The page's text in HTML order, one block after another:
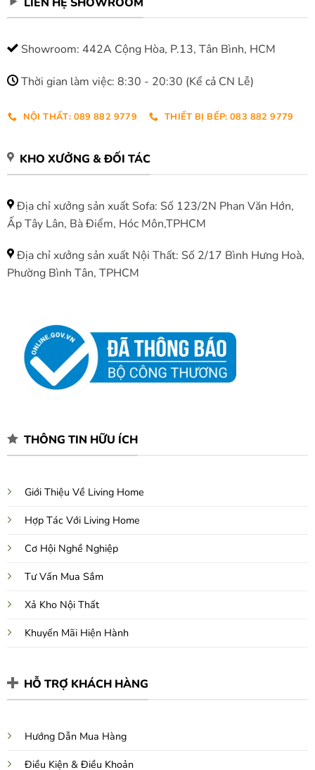
Showroom: 442A Cộng Hòa, P.13, Tân Bình, HCM
Thời gian làm việc: 8:30 - 20:30 (Kể cả CN Lễ)
NỘI THẤT: 089 882 9779 THIẾT BỊ BẾP: 083 882 9779
KHO XƯỞNG & ĐỐI TÁC
Địa chỉ xưởng sản xuất Sofa: Số 123/2N Phan Văn Hớn,
Ấp Tây Lân, Bà Điểm, Hóc Môn,TPHCM
Địa chỉ xưởng sản xuất Nội Thất: Số 2/17 Bình Hưng Hoà,
Phường Bình Tân, TPHCM
THÔNG TIN HỮU ÍCH
Giới Thiệu Về Living Home
Hợp Tác Với Living Home
Cơ Hội Nghề Nghiệp
Tư Vấn Mua Sắm
Xả Kho Nội Thất
Khuyến Mãi Hiện Hành
HỖ TRỢ KHÁCH HÀNG
Hướng Dẫn Mua Hàng
Điều Kiện & Điều Khoản